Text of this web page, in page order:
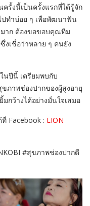
รั้งนี้เป็นครั้งแรกที่ได้รู้จัก
ปทำบ่อย ๆ เพื่อพัฒนาฟัน
มาก ต้องขอขอบคุณทีม
งเชื่อว่าหลาย ๆ คนยัง
นปีนี้ เตรียมพบกับ
ภาพช่องปากของผู้สูงอายุ
กว้างได้อย่างมั่นใจเสมอ
ที่ Facebook : LION
#สุขภาพช่องปากดี